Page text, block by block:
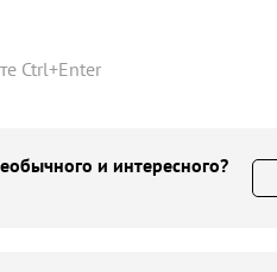
Ctrl+Enter
и интересного?